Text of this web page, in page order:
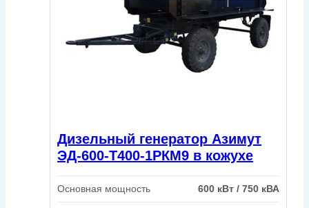
Дизельный генератор Азимут
ЭД-600-Т400-1РКМ9 в кожухе
Основная мощность 600 кВт / 750 кВА